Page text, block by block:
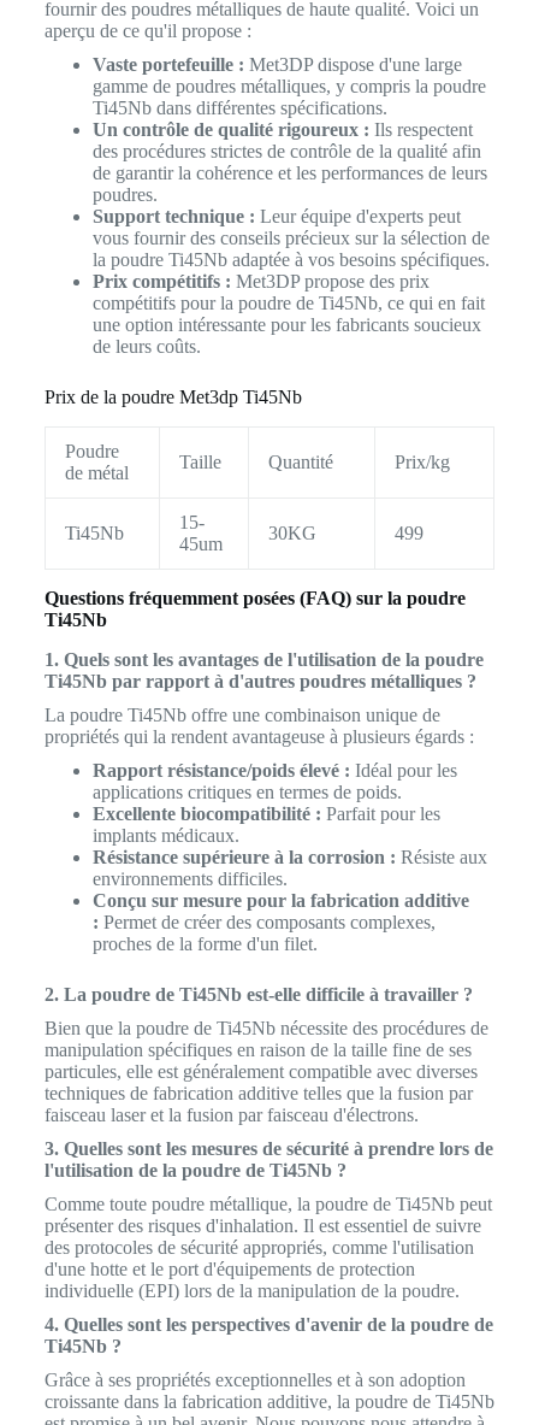
fournir des poudres métalliques de haute qualité. Voici un
aperçu de ce qu'il propose :
Vaste portefeuille : Met3DP dispose d'une large
gamme de poudres métalliques, y compris la poudre
Ti45Nb dans différentes spécifications.
Un contrôle de qualité rigoureux : Ils respectent
des procédures strictes de contrôle de la qualité afin
de garantir la cohérence et les performances de leurs
poudres.
Support technique : Leur équipe d'experts peut
vous fournir des conseils précieux sur la sélection de
la poudre Ti45Nb adaptée à vos besoins spécifiques.
Prix compétitifs : Met3DP propose des prix
compétitifs pour la poudre de Ti45Nb, ce qui en fait
une option intéressante pour les fabricants soucieux
de leurs coûts.
Prix de la poudre Met3dp Ti45Nb
Poudre
de métal
Taille Quantité Prix/kg
Ti45Nb
15-
45um
30KG 499
Questions fréquemment posées (FAQ) sur la poudre
Ti45Nb
1. Quels sont les avantages de l'utilisation de la poudre
Ti45Nb par rapport à d'autres poudres métalliques ?
La poudre Ti45Nb offre une combinaison unique de
propriétés qui la rendent avantageuse à plusieurs égards :
Rapport résistance/poids élevé : Idéal pour les
applications critiques en termes de poids.
Excellente biocompatibilité : Parfait pour les
implants médicaux.
Résistance supérieure à la corrosion : Résiste aux
environnements difficiles.
Conçu sur mesure pour la fabrication additive
: Permet de créer des composants complexes,
proches de la forme d'un filet.
2. La poudre de Ti45Nb est-elle difficile à travailler ?
Bien que la poudre de Ti45Nb nécessite des procédures de
manipulation spécifiques en raison de la taille fine de ses
particules, elle est généralement compatible avec diverses
techniques de fabrication additive telles que la fusion par
faisceau laser et la fusion par faisceau d'électrons.
3. Quelles sont les mesures de sécurité à prendre lors de
l'utilisation de la poudre de Ti45Nb ?
Comme toute poudre métallique, la poudre de Ti45Nb peut
présenter des risques d'inhalation. Il est essentiel de suivre
des protocoles de sécurité appropriés, comme l'utilisation
d'une hotte et le port d'équipements de protection
individuelle (EPI) lors de la manipulation de la poudre.
4. Quelles sont les perspectives d'avenir de la poudre de
Ti45Nb ?
Grâce à ses propriétés exceptionnelles et à son adoption
croissante dans la fabrication additive, la poudre de Ti45Nb